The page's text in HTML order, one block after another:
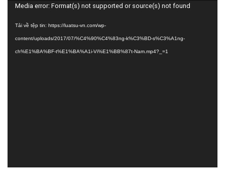
Trình
Media error: Format(s) not supported or source(s) not found
Tải về tệp tin: https://luatsu-vn.com/wp-
content/uploads/2017/07/%C4%90%C4%83ng-k%C3%BD-s%C3%A1ng-
ch%E1%BA%BF-t%E1%BA%A1i-Vi%E1%BB%87t-Nam.mp4?_=1